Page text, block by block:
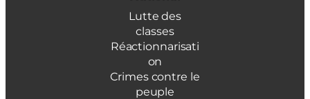
Lutte des
classes
Réactionnarisati
on
Crimes contre le
peuple